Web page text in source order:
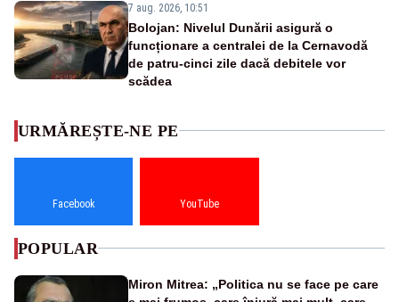
7 aug. 2026, 10:51
Bolojan: Nivelul Dunării asigură o
funcționare a centralei de la Cernavodă
de patru-cinci zile dacă debitele vor
scădea
URMĂREȘTE-NE PE
Facebook YouTube
POPULAR
Miron Mitrea: „Politica nu se face pe care